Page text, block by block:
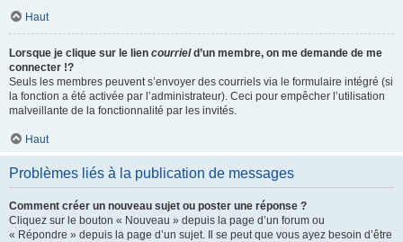
Haut
Lorsque je clique sur le lien courrield’un membre, on me demande de me
connecter !?
Seuls les membres peuvent s’envoyer des courriels via le formulaire intégré (si
la fonction a été activée par l’administrateur). Ceci pour empêcher l’utilisation
malveillante de la fonctionnalité par les invités.
Haut
Problèmes liés à la publication de messages
Comment créer un nouveau sujet ou poster une réponse ?
Cliquez sur le bouton « Nouveau » depuis la page d’un forum ou
« Répondre » depuis la page d’un sujet. Il se peut que vous ayez besoin d’être